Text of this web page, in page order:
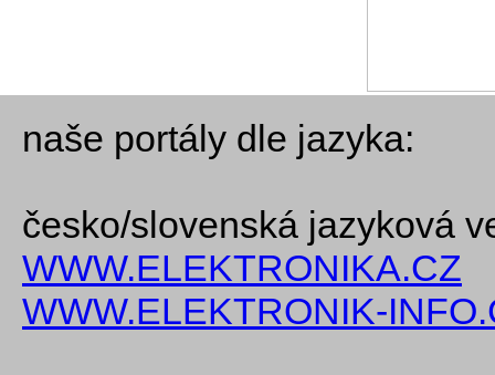
naše portály dle jazyka:
česko/slovenská jazyková
WWW.ELEKTRONIKA.CZ
WWW.ELEKTRONIK-